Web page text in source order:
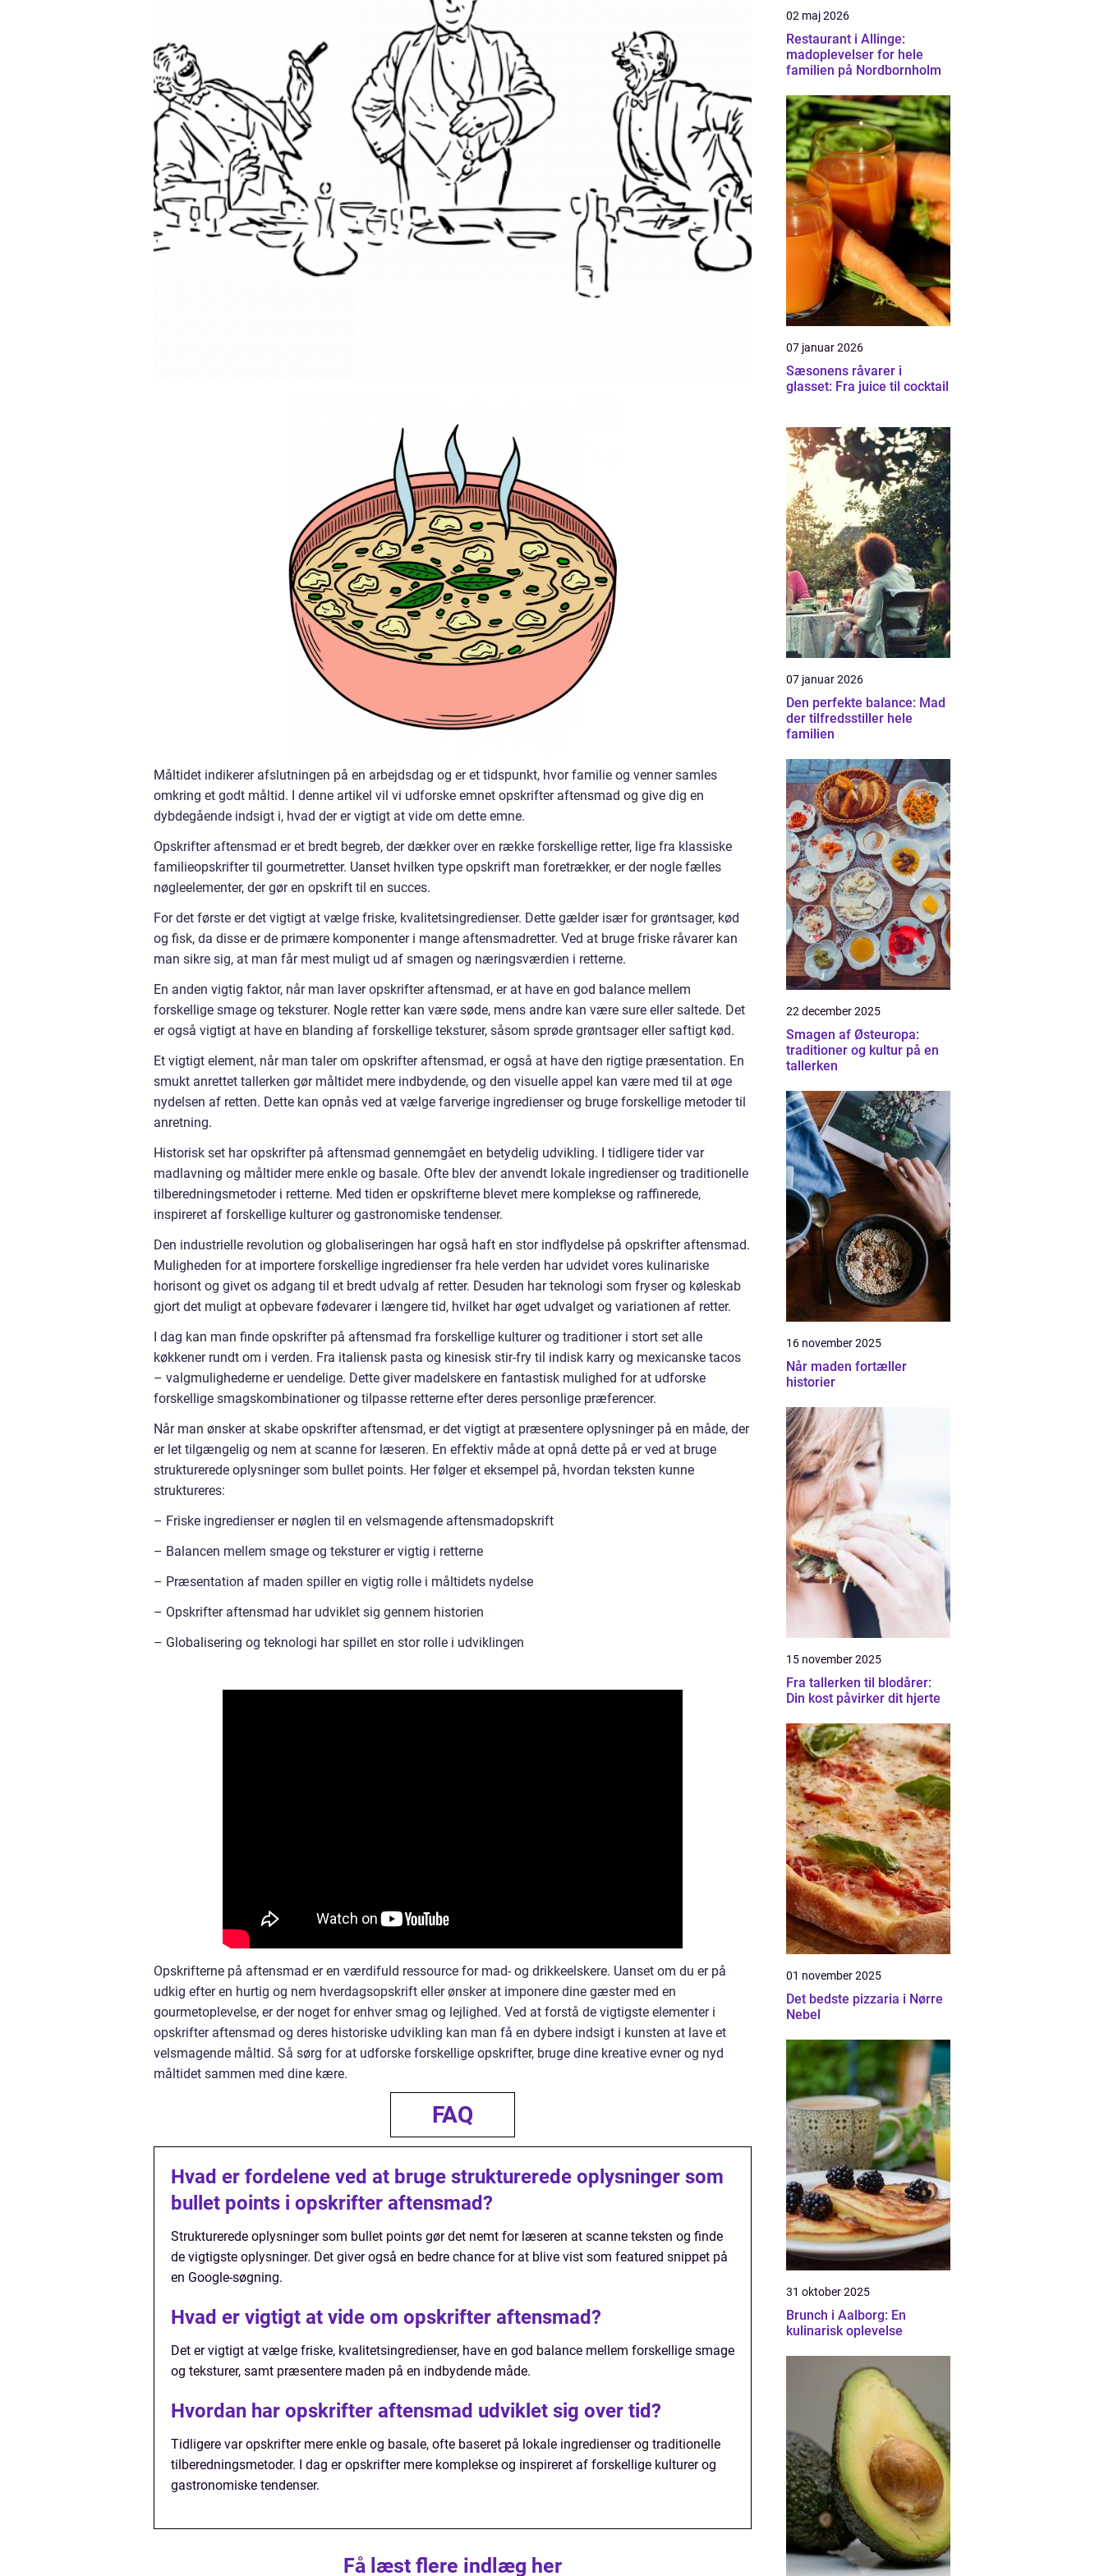
Måltidet indikerer afslutningen på en arbejdsdag og er et tidspunkt, hvor familie og venner samles
omkring et godt måltid. I denne artikel vil vi udforske emnet opskrifter aftensmad og give dig en
dybdegående indsigt i, hvad der er vigtigt at vide om dette emne.
Opskrifter aftensmad er et bredt begreb, der dækker over en række forskellige retter, lige fra klassiske
familieopskrifter til gourmetretter. Uanset hvilken type opskrift man foretrækker, er der nogle fælles
nøgleelementer, der gør en opskrift til en succes.
For det første er det vigtigt at vælge friske, kvalitetsingredienser. Dette gælder især for grøntsager, kød
og fisk, da disse er de primære komponenter i mange aftensmadretter. Ved at bruge friske råvarer kan
man sikre sig, at man får mest muligt ud af smagen og næringsværdien i retterne.
En anden vigtig faktor, når man laver opskrifter aftensmad, er at have en god balance mellem
forskellige smage og teksturer. Nogle retter kan være søde, mens andre kan være sure eller saltede. Det
er også vigtigt at have en blanding af forskellige teksturer, såsom sprøde grøntsager eller saftigt kød.
Et vigtigt element, når man taler om opskrifter aftensmad, er også at have den rigtige præsentation. En
smukt anrettet tallerken gør måltidet mere indbydende, og den visuelle appel kan være med til at øge
nydelsen af retten. Dette kan opnås ved at vælge farverige ingredienser og bruge forskellige metoder til
anretning.
Historisk set har opskrifter på aftensmad gennemgået en betydelig udvikling. I tidligere tider var
madlavning og måltider mere enkle og basale. Ofte blev der anvendt lokale ingredienser og traditionelle
tilberedningsmetoder i retterne. Med tiden er opskrifterne blevet mere komplekse og raffinerede,
inspireret af forskellige kulturer og gastronomiske tendenser.
Den industrielle revolution og globaliseringen har også haft en stor indflydelse på opskrifter aftensmad.
Muligheden for at importere forskellige ingredienser fra hele verden har udvidet vores kulinariske
horisont og givet os adgang til et bredt udvalg af retter. Desuden har teknologi som fryser og køleskab
gjort det muligt at opbevare fødevarer i længere tid, hvilket har øget udvalget og variationen af retter.
I dag kan man finde opskrifter på aftensmad fra forskellige kulturer og traditioner i stort set alle
køkkener rundt om i verden. Fra italiensk pasta og kinesisk stir-fry til indisk karry og mexicanske tacos
– valgmulighederne er uendelige. Dette giver madelskere en fantastisk mulighed for at udforske
forskellige smagskombinationer og tilpasse retterne efter deres personlige præferencer.
Når man ønsker at skabe opskrifter aftensmad, er det vigtigt at præsentere oplysninger på en måde, der
er let tilgængelig og nem at scanne for læseren. En effektiv måde at opnå dette på er ved at bruge
strukturerede oplysninger som bullet points. Her følger et eksempel på, hvordan teksten kunne
struktureres:
– Friske ingredienser er nøglen til en velsmagende aftensmadopskrift
– Balancen mellem smage og teksturer er vigtig i retterne
– Præsentation af maden spiller en vigtig rolle i måltidets nydelse
– Opskrifter aftensmad har udviklet sig gennem historien
– Globalisering og teknologi har spillet en stor rolle i udviklingen
Opskrifterne på aftensmad er en værdifuld ressource for mad- og drikkeelskere. Uanset om du er på
udkig efter en hurtig og nem hverdagsopskrift eller ønsker at imponere dine gæster med en
gourmetoplevelse, er der noget for enhver smag og lejlighed. Ved at forstå de vigtigste elementer i
opskrifter aftensmad og deres historiske udvikling kan man få en dybere indsigt i kunsten at lave et
velsmagende måltid. Så sørg for at udforske forskellige opskrifter, bruge dine kreative evner og nyd
måltidet sammen med dine kære.
FAQ
Hvad er fordelene ved at bruge strukturerede oplysninger som
bullet points i opskrifter aftensmad?
Strukturerede oplysninger som bullet points gør det nemt for læseren at scanne teksten og finde
de vigtigste oplysninger. Det giver også en bedre chance for at blive vist som featured snippet på
en Google-søgning.
Hvad er vigtigt at vide om opskrifter aftensmad?
Det er vigtigt at vælge friske, kvalitetsingredienser, have en god balance mellem forskellige smage
og teksturer, samt præsentere maden på en indbydende måde.
Hvordan har opskrifter aftensmad udviklet sig over tid?
Tidligere var opskrifter mere enkle og basale, ofte baseret på lokale ingredienser og traditionelle
tilberedningsmetoder. I dag er opskrifter mere komplekse og inspireret af forskellige kulturer og
gastronomiske tendenser.
Få læst flere indlæg her
02 maj 2026
Restaurant i Allinge:
madoplevelser for hele
familien på Nordbornholm
07 januar 2026
Sæsonens råvarer i
glasset: Fra juice til cocktail
07 januar 2026
Den perfekte balance: Mad
der tilfredsstiller hele
familien
22 december 2025
Smagen af Østeuropa:
traditioner og kultur på en
tallerken
16 november 2025
Når maden fortæller
historier
15 november 2025
Fra tallerken til blodårer:
Din kost påvirker dit hjerte
01 november 2025
Det bedste pizzaria i Nørre
Nebel
31 oktober 2025
Brunch i Aalborg: En
kulinarisk oplevelse